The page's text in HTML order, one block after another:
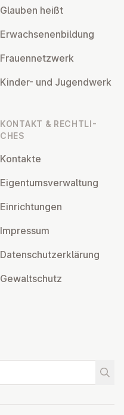
Glauben heißt
Er­wach­se­nen­bil­dung
Frau­en­netz­werk
Kinder- und Ju­gend­werk
KONTAKT & RECHT­LI­
CHES
Kontakte
Ei­gen­tums­ver­wal­tung
Ein­rich­tun­gen
Impressum
Da­ten­schutz­er­klä­rung
Ge­walt­schutz